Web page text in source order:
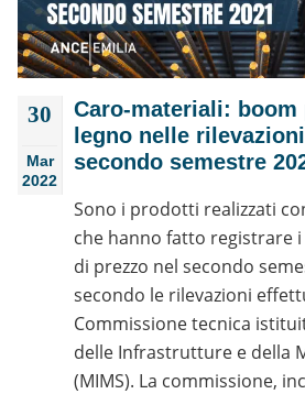
30
Mar
2022
Caro-materiali: boom
legno nelle
secondo semestre
Sono i prodotti realizzati
che hanno fatto registrare
di prezzo nel secondo
secondo le rilevazioni
Commissione tecnica
delle Infrastrutture e della
(MIMS). La commissione,